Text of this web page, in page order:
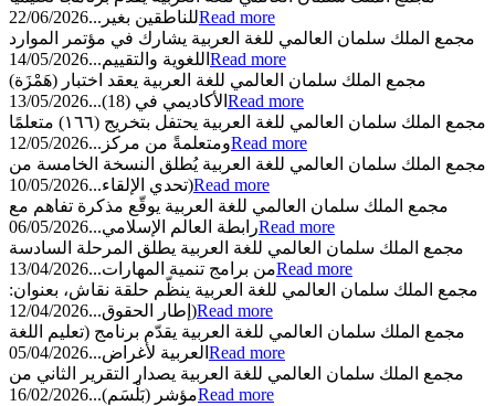
للناطقين بغير...22/06/2026
Read more
مجمع الملك سلمان العالمي للغة العربية يشارك في مؤتمر الموارد
اللغوية والتقييم...14/05/2026
Read more
مجمع الملك سلمان العالمي للغة العربية يعقد اختبار (هَمْزَة)
الأكاديمي في (18)...
13/05/2026
Read more
مجمع الملك سلمان العالمي للغة العربية يحتفل بتخريج (١٦٦) متعلمًا
ومتعلمةً من مركز...12/05/2026
Read more
مجمع الملك سلمان العالمي للغة العربية يُطلق النسخة الخامسة من
(تحدي الإلقاء...10/05/2026
Read more
مجمع الملك سلمان العالمي للغة العربية يوقّع مذكرة تفاهم مع
رابطة العالم الإسلامي...06/05/2026
Read more
مجمع الملك سلمان العالمي للغة العربية يطلق المرحلة السادسة
من برامج تنمية المهارات...13/04/2026
Read more
مجمع الملك سلمان العالمي للغة العربية ينظّم حلقة نقاش، بعنوان:
(إطار الحقوق...12/04/2026
Read more
مجمع الملك سلمان العالمي للغة العربية يقدّم برنامج (تعليم اللغة
العربية لأغراض...05/04/2026
Read more
مجمع الملك سلمان العالمي للغة العربية يصدار التقرير الثاني من
مؤشر (بَلْسَم)...16/02/2026 Read more